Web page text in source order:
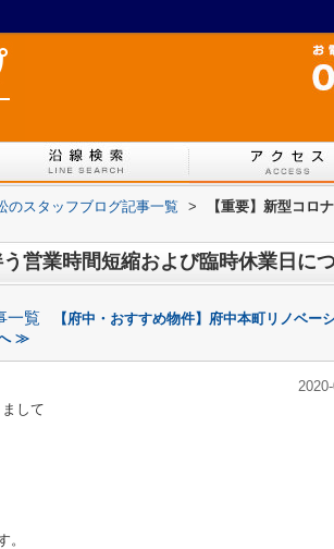
のスタッフブログ記事一覧 >
【重要】新型コロ
営業時間短縮および臨時休業日に
一覧
【府中・おすすめ物件】府中本町リノベー
≫
して
。